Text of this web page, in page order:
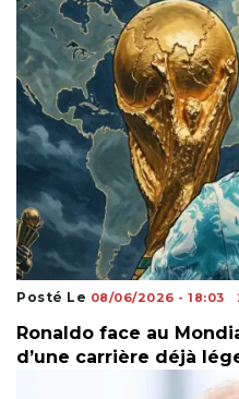
Posté Le 08/06/2026 - 18:03
Ronaldo face au
d’une carrière déjà